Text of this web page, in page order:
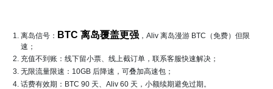
离岛信号： BTC 离岛覆盖更强 ，Aliv 离岛漫游 BTC（免费）但限
速；
充值不到账：线下留小票、线上截订单，联系客服快速解决；
无限流量限速：10GB 后降速，可叠加高速包；
话费有效期：BTC 90 天、Aliv 60 天，小额续期避免过期。